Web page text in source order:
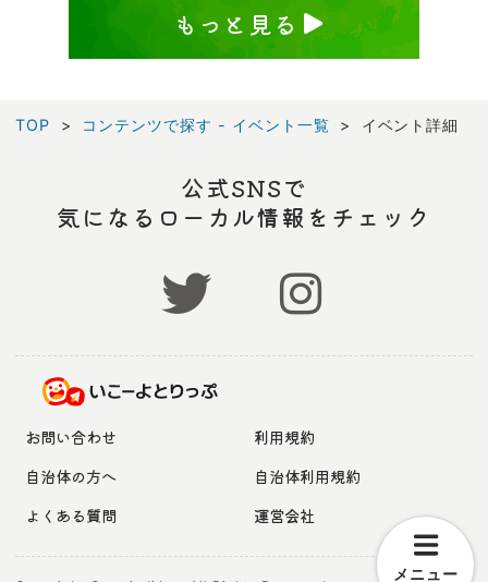
もっと見る
TOP コンテンツで探す - イベント一覧 イベント詳細
メニュー
公式SNSで
気になるローカル情報をチェック
お問い合わせ
利用規約
自治体の方へ
自治体利用規約
よくある質問
運営会社